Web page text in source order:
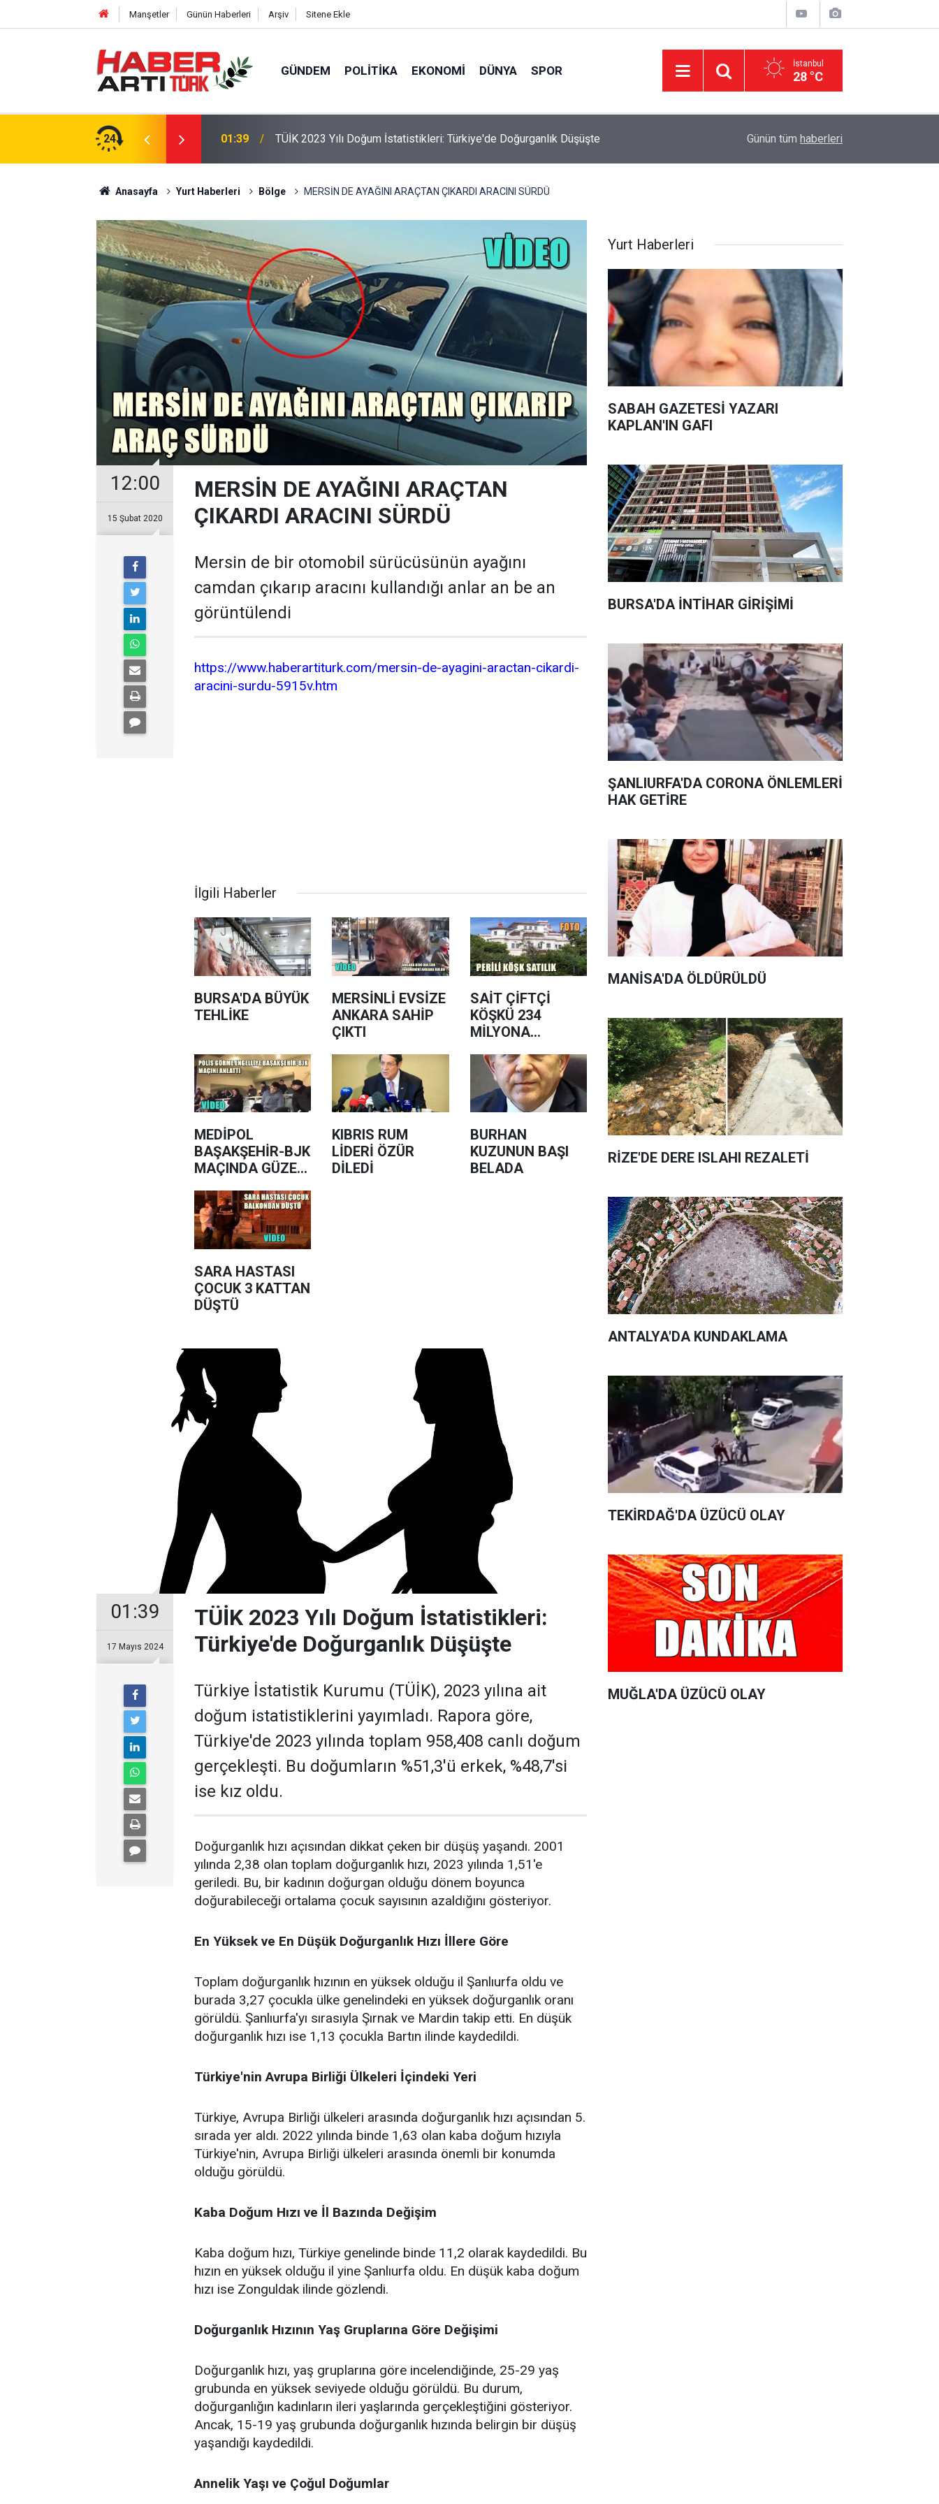
Manşetler Günün Haberleri Arşiv Sitene Ekle
GÜNDEM POLITIKA EKONOMI DÜNYA SPOR İstanbul
28 °C
24
Türkiye'de Doğurganlık Düşüşte 22:47 16 Maddelik Maden Kanunu Teklif Kabul Edildi DEVA Partisi'nde Büyük Kongre Hazırlıkları
Günün tüm haberleri
Anasayfa Yurt Haberleri Bölge MERSİN DE AYAĞINI ARAÇTAN ÇIKARDI ARACINI SÜRDÜ
12:00
15 Şubat 2020
MERSİN DE AYAĞINI ARAÇTAN
ÇIKARDI ARACINI SÜRDÜ
Mersin de bir otomobil sürücüsünün ayağını
camdan çıkarıp aracını kullandığı anlar an be an
görüntülendi
https://www.haberartiturk.com/mersin-de-ayagini-aractan-cikardi-
aracini-surdu-5915v.htm
İlgili Haberler
BURSA'DA BÜYÜK
TEHLİKE
MERSİNLİ EVSİZE
ANKARA SAHİP
ÇIKTI
SAİT ÇİFTÇİ
KÖŞKÜ 234
MİLYONA
MEDİPOL
BAŞAKŞEHİR-BJK
MAÇINDA GÜZEL
KIBRIS RUM
LİDERİ ÖZÜR
DİLEDİ
BURHAN
KUZUNUN BAŞI
BELADA
SARA HASTASI
ÇOCUK 3 KATTAN
DÜŞTÜ
01:39
17 Mayıs 2024
TÜİK 2023 Yılı Doğum İstatistikleri:
Türkiye'de Doğurganlık Düşüşte
Türkiye İstatistik Kurumu (TÜİK), 2023 yılına ait
doğum istatistiklerini yayımladı. Rapora göre,
Türkiye'de 2023 yılında toplam 958,408 canlı doğum
gerçekleşti. Bu doğumların %51,3'ü erkek, %48,7'si
ise kız oldu.
Doğurganlık hızı açısından dikkat çeken bir düşüş yaşandı. 2001
yılında 2,38 olan toplam doğurganlık hızı, 2023 yılında 1,51'e
geriledi. Bu, bir kadının doğurgan olduğu dönem boyunca
doğurabileceği ortalama çocuk sayısının azaldığını gösteriyor.
En Yüksek ve En Düşük Doğurganlık Hızı İllere Göre
Toplam doğurganlık hızının en yüksek olduğu il Şanlıurfa oldu ve
burada 3,27 çocukla ülke genelindeki en yüksek doğurganlık oranı
görüldü. Şanlıurfa'yı sırasıyla Şırnak ve Mardin takip etti. En düşük
doğurganlık hızı ise 1,13 çocukla Bartın ilinde kaydedildi.
Türkiye'nin Avrupa Birliği Ülkeleri İçindeki Yeri
Türkiye, Avrupa Birliği ülkeleri arasında doğurganlık hızı açısından 5.
sırada yer aldı. 2022 yılında binde 1,63 olan kaba doğum hızıyla
Türkiye'nin, Avrupa Birliği ülkeleri arasında önemli bir konumda
olduğu görüldü.
Kaba Doğum Hızı ve İl Bazında Değişim
Kaba doğum hızı, Türkiye genelinde binde 11,2 olarak kaydedildi. Bu
hızın en yüksek olduğu il yine Şanlıurfa oldu. En düşük kaba doğum
hızı ise Zonguldak ilinde gözlendi.
Doğurganlık Hızının Yaş Gruplarına Göre Değişimi
Doğurganlık hızı, yaş gruplarına göre incelendiğinde, 25-29 yaş
grubunda en yüksek seviyede olduğu görüldü. Bu durum,
doğurganlığın kadınların ileri yaşlarında gerçekleştiğini gösteriyor.
Ancak, 15-19 yaş grubunda doğurganlık hızında belirgin bir düşüş
yaşandığı kaydedildi.
Annelik Yaşı ve Çoğul Doğumlar
Yurt Haberleri
SABAH GAZETESİ YAZARI
KAPLAN'IN GAFI
BURSA'DA İNTİHAR GİRİŞİMİ
ŞANLIURFA'DA CORONA ÖNLEMLERİ
HAK GETİRE
MANİSA'DA ÖLDÜRÜLDÜ
RİZE'DE DERE ISLAHI REZALETİ
ANTALYA'DA KUNDAKLAMA
TEKİRDAĞ'DA ÜZÜCÜ OLAY
MUĞLA'DA ÜZÜCÜ OLAY